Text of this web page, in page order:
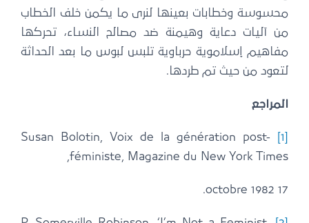
محسوسة وخطابات بعينها لنرى ما يكمن خلف الخطاب
من آليات دعاية وهيمنة ضد مصالح النساء، تحركها
مفاهيم إسلاموية حرباوية تلبس لبوس ما بعد الحداثة
لتعود من حيث تم طردها.
المراجع
Susan Bolotin, Voix de la génération post-
féministe, Magazine du New York Times,
17 octobre 1982.